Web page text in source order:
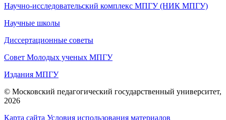
Научно-исследовательский комплекс МПГУ (НИК МПГУ)
Научные школы
Диссертационные советы
Совет Молодых ученых МПГУ
Издания МПГУ
© Московский педагогический государственный университет,
2026
Карта сайта Условия использования материалов